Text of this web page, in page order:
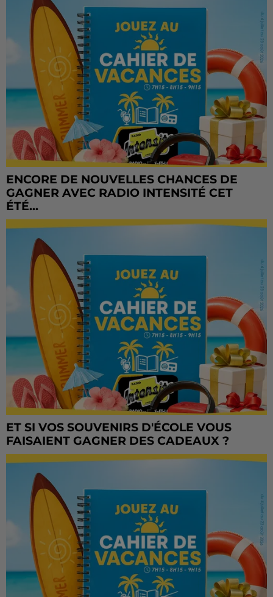
ENCORE DE NOUVELLES CHANCES DE
GAGNER AVEC RADIO INTENSITÉ CET
ÉTÉ...
ET SI VOS SOUVENIRS D'ÉCOLE VOUS
FAISAIENT GAGNER DES CADEAUX ?